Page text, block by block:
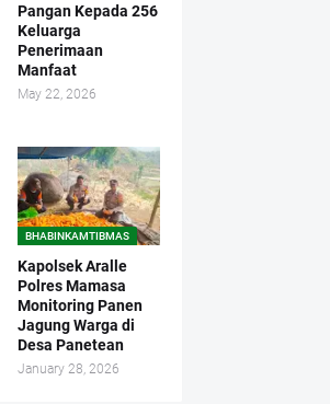
Pangan Kepada 256
Keluarga
Penerimaan
Manfaat
May 22, 2026
BHABINKAMTIBMAS
Kapolsek Aralle
Polres Mamasa
Monitoring Panen
Jagung Warga di
Desa Panetean
January 28, 2026